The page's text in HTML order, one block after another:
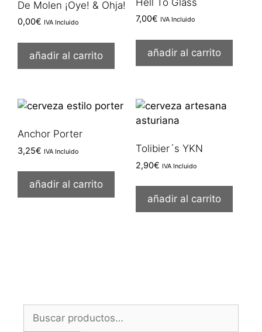
De Molen ¡Oye! & Ohja!
0,00€ IVA Incluido
añadir al carrito
7,00€ IVA Incluido
añadir al carrito
Anchor Porter
3,25€ IVA Incluido
añadir al carrito
Tolibier´s YKN
2,90€ IVA Incluido
añadir al carrito
por: